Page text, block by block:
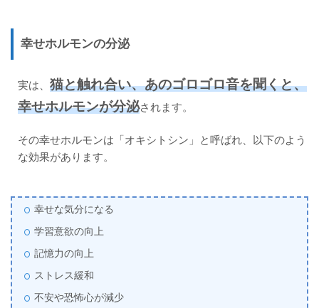
幸せホルモンの分泌
実は、 猫と触れ合い、あのゴロゴロ音を聞くと、
幸せホルモンが分泌されます。
その幸せホルモンは「オキシトシン」と呼ばれ、以下のよう
な効果があります。
幸せな気分になる
学習意欲の向上
記憶力の向上
ストレス緩和
不安や恐怖心が減少